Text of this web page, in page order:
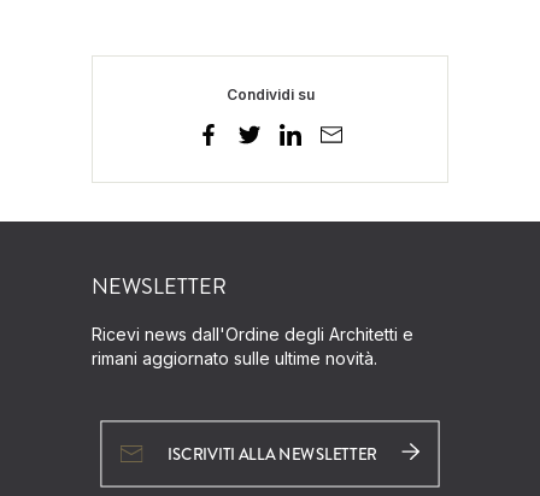
Condividi su
NEWSLETTER
Ricevi news dall'Ordine degli Architetti e
rimani aggiornato sulle ultime novità.
ISCRIVITI ALLA NEWSLETTER